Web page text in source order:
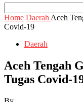
Home Daerah Aceh
Covid-19
Daerah
Aceh Tengah
Tugas Covid-